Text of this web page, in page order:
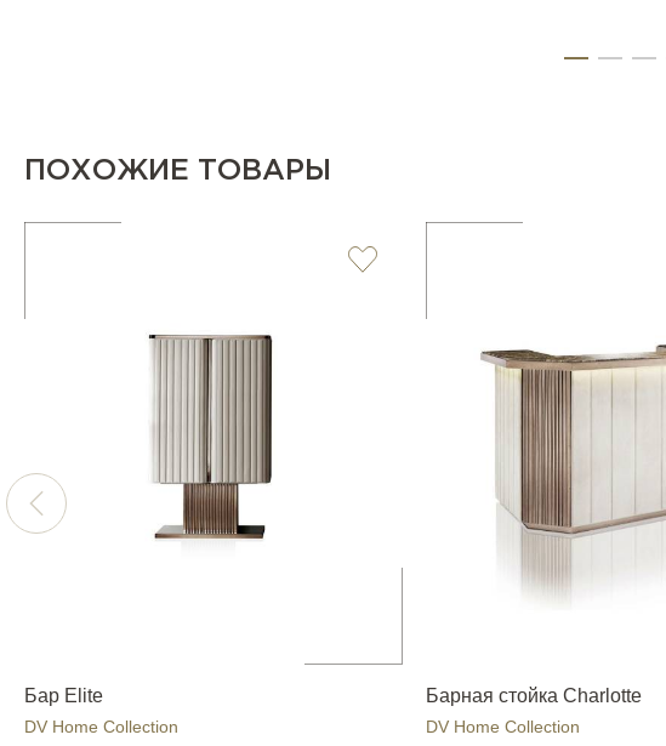
ПОХОЖИЕ ТОВАРЫ
Бар Elite
DV Home Collection
Барная стойка Charlotte
DV Home Collection